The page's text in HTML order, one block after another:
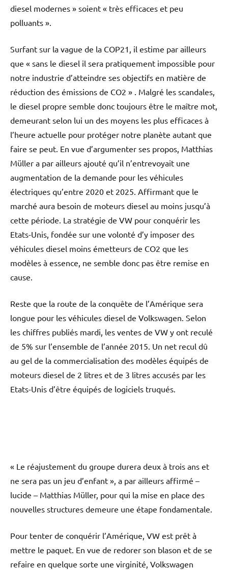
diesel modernes » soient « très efficaces et peu
polluants ».
Surfant sur la vague de la COP21, il estime par ailleurs
que « sans le diesel il sera pratiquement impossible pour
notre industrie d’atteindre ses objectifs en matière de
réduction des émissions de CO2 » . Malgré les scandales,
le diesel propre semble donc toujours être le maître mot,
demeurant selon lui un des moyens les plus efficaces à
l’heure actuelle pour protéger notre planète autant que
faire se peut. En vue d’argumenter ses propos, Matthias
Müller a par ailleurs ajouté qu’il n’entrevoyait une
augmentation de la demande pour les véhicules
électriques qu’entre 2020 et 2025. Affirmant que le
marché aura besoin de moteurs diesel au moins jusqu’à
cette période. La stratégie de VW pour conquérir les
Etats-Unis, fondée sur une volonté d’y imposer des
véhicules diesel moins émetteurs de CO2 que les
modèles à essence, ne semble donc pas être remise en
cause.
Reste que la route de la conquête de l’Amérique sera
longue pour les véhicules diesel de Volkswagen. Selon
les chiffres publiés mardi, les ventes de VW y ont reculé
de 5% sur l’ensemble de l’année 2015. Un net recul dû
au gel de la commercialisation des modèles équipés de
moteurs diesel de 2 litres et de 3 litres accusés par les
Etats-Unis d’être équipés de logiciels truqués.
« Le réajustement du groupe durera deux à trois ans et
ne sera pas un jeu d’enfant », a par ailleurs affirmé –
lucide – Matthias Müller, pour qui la mise en place des
nouvelles structures demeure une étape fondamentale.
Pour tenter de conquérir l’Amérique, VW est prêt à
mettre le paquet. En vue de redorer son blason et de se
refaire en quelque sorte une virginité, Volkswagen